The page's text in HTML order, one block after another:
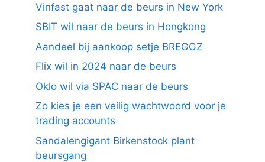
Vinfast gaat naar de beurs in New York
SBIT wil naar de beurs in Hongkong
Aandeel bij aankoop setje BREGGZ
Flix wil in 2024 naar de beurs
Oklo wil via SPAC naar de beurs
Zo kies je een veilig wachtwoord voor je
trading accounts
Sandalengigant Birkenstock plant
beursgang